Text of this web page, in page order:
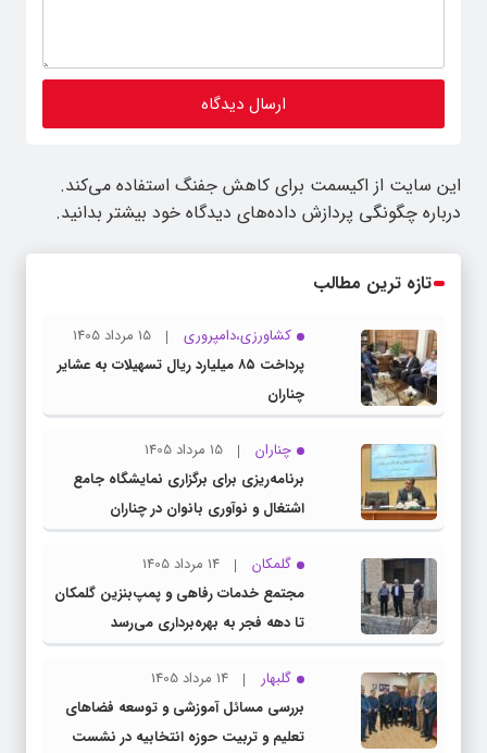
این سایت از اکیسمت برای کاهش جفنگ استفاده می‌کند.
درباره چگونگی پردازش داده‌های دیدگاه خود بیشتر بدانید.
تازه ترین مطالب
کشاورزی،دامپروری
15 مرداد 1405
پرداخت ۸۵ میلیارد ریال تسهیلات به عشایر
چناران
چناران
15 مرداد 1405
برنامه‌ریزی برای برگزاری نمایشگاه جامع
اشتغال و نوآوری بانوان در چناران
گلمکان
14 مرداد 1405
مجتمع خدمات رفاهی و پمپ‌بنزین گلمکان
تا دهه فجر به بهره‌برداری می‌رسد
گلبهار
14 مرداد 1405
بررسی مسائل آموزشی و توسعه فضاهای
تعلیم و تربیت حوزه انتخابیه در نشست